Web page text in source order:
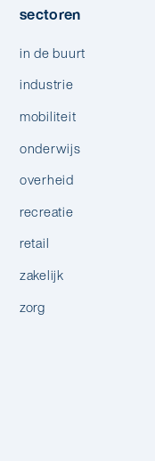
sectoren
in de buurt
industrie
mobiliteit
onderwijs
overheid
recreatie
retail
zakelijk
zorg